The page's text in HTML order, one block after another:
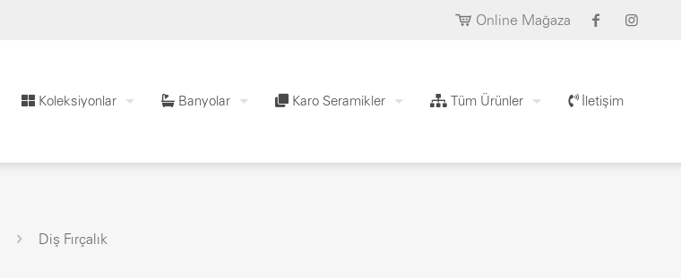
Online Mağaza
Koleksiyonlar Banyolar Karo Seramikler Tüm Ürünler İletişim
Diş Fırçalık